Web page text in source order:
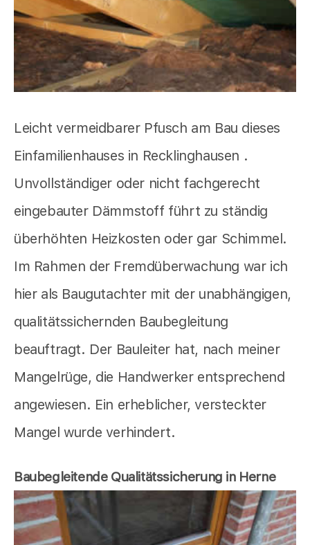
Leicht vermeidbarer Pfusch am Bau dieses
Einfamilienhauses in Recklinghausen .
Unvollständiger oder nicht fachgerecht
eingebauter Dämmstoff führt zu ständig
überhöhten Heizkosten oder gar Schimmel.
Im Rahmen der Fremdüberwachung war ich
hier als Baugutachter mit der unabhängigen,
qualitätssichernden Baubegleitung
beauftragt. Der Bauleiter hat, nach meiner
Mangelrüge, die Handwerker entsprechend
angewiesen. Ein erheblicher, versteckter
Mangel wurde verhindert.
Baubegleitende Qualitätssicherung in Herne